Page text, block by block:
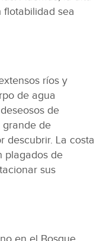
sea
ríos y
de agua
de
grande de
descubrir. La costa
plagados de
sus
en el Bosque